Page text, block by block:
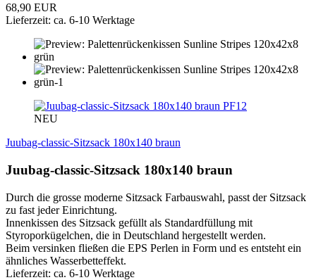
68,90 EUR
Lieferzeit: ca. 6-10 Werktage
PF12
NEU
Juubag-classic-Sitzsack 180x140 braun
Juubag-classic-Sitzsack 180x140 braun
Durch die grosse moderne Sitzsack Farbauswahl, passt der Sitzsack
zu fast jeder Einrichtung.
Innenkissen des Sitzsack gefüllt als Standardfüllung mit
Styroporkügelchen, die in Deutschland hergestellt werden.
Beim versinken fließen die EPS Perlen in Form und es entsteht ein
ähnliches Wasserbetteffekt.
Lieferzeit: ca. 6-10 Werktage